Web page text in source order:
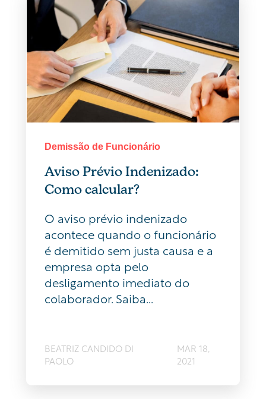
Demissão de Funcionário
Aviso Prévio Indenizado:
Como calcular?
O aviso prévio indenizado
acontece quando o funcionário
é demitido sem justa causa e a
empresa opta pelo
desligamento imediato do
colaborador. Saiba...
BEATRIZ CANDIDO DI
PAOLO
MAR 18,
2021